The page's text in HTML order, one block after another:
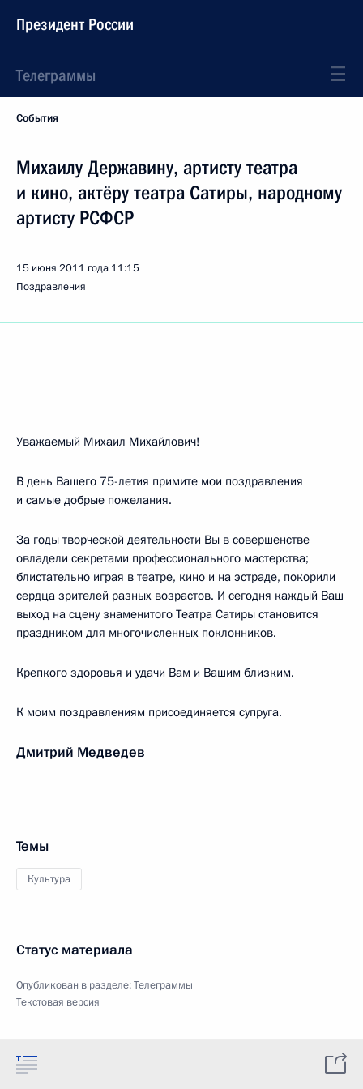
Президент России
Телеграммы
События
Михаилу Державину, артисту театра
и кино, актёру театра Сатиры, народному
артисту РСФСР
15 июня 2011 года 11:15
Поздравления
Уважаемый Михаил Михайлович!
В день Вашего 75-летия примите мои поздравления
и самые добрые пожелания.
За годы творческой деятельности Вы в совершенстве
овладели секретами профессионального мастерства;
блистательно играя в театре, кино и на эстраде, покорили
сердца зрителей разных возрастов. И сегодня каждый Ваш
выход на сцену знаменитого Театра Сатиры становится
праздником для многочисленных поклонников.
Крепкого здоровья и удачи Вам и Вашим близким.
К моим поздравлениям присоединяется супруга.
Дмитрий Медведев
Темы
Культура
Статус материала
Опубликован в разделе:Телеграммы
Текстовая версия